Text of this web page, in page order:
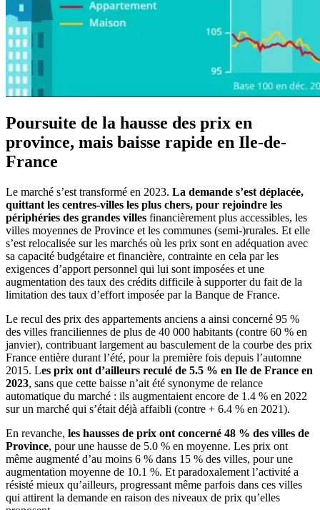
Poursuite de la hausse des prix en
province, mais baisse rapide en Ile-de-
France
Le marché s’est transformé en 2023. La demande s’est déplacée,
quittant les centres-villes les plus chers, pour rejoindre les
périphéries des grandes villes financièrement plus accessibles, les
villes moyennes de Province et les communes (semi-)rurales. Et elle
s’est relocalisée sur les marchés où les prix sont en adéquation avec
sa capacité budgétaire et financière, contrainte en cela par les
exigences d’apport personnel qui lui sont imposées et une
augmentation des taux des crédits difficile à supporter du fait de la
limitation des taux d’effort imposée par la Banque de France.
Le recul des prix des appartements anciens a ainsi concerné 95 %
des villes franciliennes de plus de 40 000 habitants (contre 60 % en
janvier), contribuant largement au basculement de la courbe des prix
France entière durant l’été, pour la première fois depuis l’automne
2015. Les prix ont d’ailleurs reculé de 5.5 % en Ile de France en
2023, sans que cette baisse n’ait été synonyme de relance
automatique du marché : ils augmentaient encore de 1.4 % en 2022
sur un marché qui s’était déjà affaibli (contre + 6.4 % en 2021).
En revanche, les hausses de prix ont concerné 48 % des villes de
Province, pour une hausse de 5.0 % en moyenne. Les prix ont
même augmenté d’au moins 6 % dans 15 % des villes, pour une
augmentation moyenne de 10.1 %. Et paradoxalement l’activité a
résisté mieux qu’ailleurs, progressant même parfois dans ces villes
qui attirent la demande en raison des niveaux de prix qu’elles